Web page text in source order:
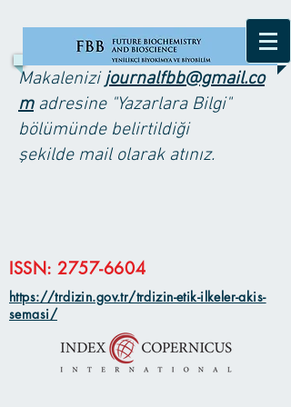
Makalenizijournalfbb@gmail.co
madresine "Yazarlara Bilgi"
bölümünde belirtildiği
şekilde mail olarak atınız.
ISSN:2757-6604
https://trdizin.gov.tr/trdizin-etik-ilkeler-akis-
semasi/